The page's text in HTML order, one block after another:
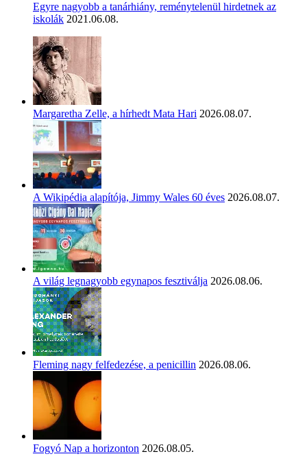
Egyre nagyobb a tanárhiány, reménytelenül hirdetnek az
iskolák 2021.06.08.
Margaretha Zelle, a hírhedt Mata Hari 2026.08.07.
A Wikipédia alapítója, Jimmy Wales 60 éves 2026.08.07.
A világ legnagyobb egynapos fesztiválja 2026.08.06.
Fleming nagy felfedezése, a penicillin 2026.08.06.
Fogyó Nap a horizonton 2026.08.05.